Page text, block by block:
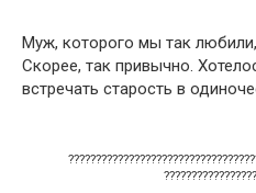
Муж, которого мы так
Скорее, так привычно.
встречать старость в